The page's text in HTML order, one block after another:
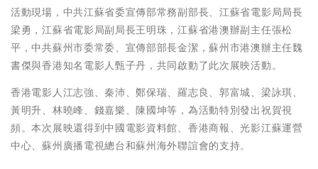
活動現場，中共江蘇省委宣傳部常務副部長、江蘇省電影局局長
梁勇，江蘇省電影局副局長王明珠，江蘇省港澳辦副主任張松
平，中共蘇州市委常委、宣傳部部長金潔，蘇州市港澳辦主任魏
書傑與香港知名電影人甄子丹，共同啟動了此次展映活動。
香港電影人江志強、秦沛、鄭保瑞、羅志良、郭富城、梁詠琪、
黃明升、林曉峰、錢嘉樂、陳國坤等，為活動特別發出祝賀視
頻。本次展映還得到中國電影資料館、香港商報、光影江蘇運營
中心、蘇州廣播電視總台和蘇州海外聯誼會的支持。